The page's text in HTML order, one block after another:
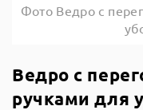
Фото Ведро с
Ведро с
ручками для